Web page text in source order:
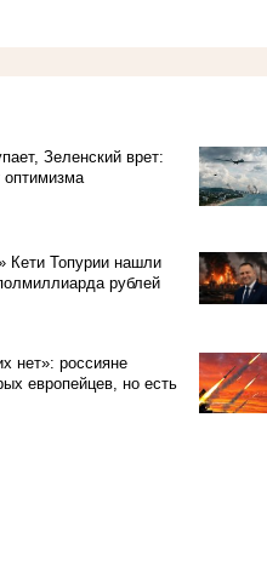
Зеленский врет:
Кети Топурии нашли
рублей
нет»: россияне
европейцев, но есть